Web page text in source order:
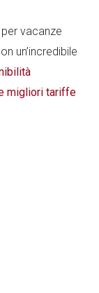
vacanze
un’incredibile
migliori tariffe